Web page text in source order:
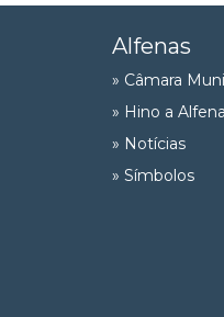
Alfenas
» Câmara
» Hino a
» Notícias
» Símbolos